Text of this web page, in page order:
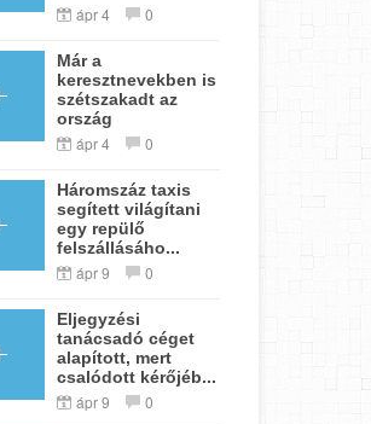
ápr 4 0
Már a
keresztnevekben is
szétszakadt az
ország
ápr 4 0
Háromszáz taxis
segített világítani
egy repülő
felszállásáho...
ápr 9 0
Eljegyzési
tanácsadó céget
alapított, mert
csalódott kérőjéb...
ápr 9 0